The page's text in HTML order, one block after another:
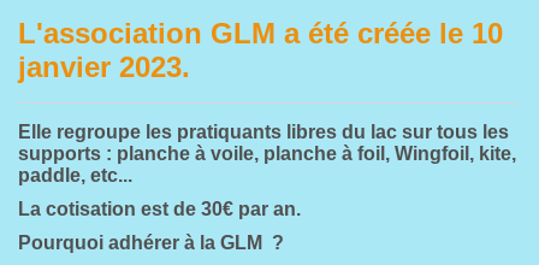
L'association GLM a été créée le 10
janvier 2023.
Elle regroupe les pratiquants libres du lac sur tous les
supports : planche à voile, planche à foil, Wingfoil, kite,
paddle, etc...
La cotisation est de 30€ par an.
Pourquoi adhérer à la GLM ?